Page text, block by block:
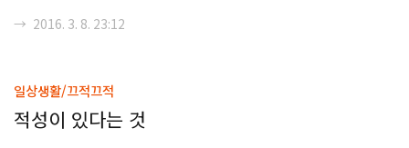
해 객관적으로 평가할 기준으로써 써왔던 글 만큼 소중한 것이
못한 논리전개로 무장한 글들을 볼 때마다, 내가 그 당시에 누구
의 문체에 영향을 받고, 어떤 사상에 경도되어있었는지에 대해
→ 2016. 3. 8. 23:12
일상생활/끄적끄적
적성이 있다는 것